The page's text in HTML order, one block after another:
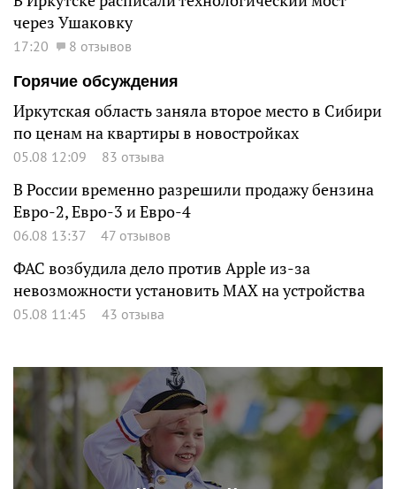
через Ушаковку
17:20
8 отзывов
Горячие обсуждения
Иркутская область заняла второе место в Сибири
по ценам на квартиры в новостройках
05.08 12:09 83 отзыва
В России временно разрешили продажу бензина
Евро-2, Евро-3 и Евро-4
06.08 13:37 47 отзывов
ФАС возбудила дело против Apple из-за
невозможности установить MAX на устройства
05.08 11:45 43 отзыва